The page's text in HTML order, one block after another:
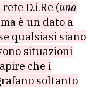
D.i.Re (una
è un dato a
qualsiasi siano
situazioni
che i
soltanto